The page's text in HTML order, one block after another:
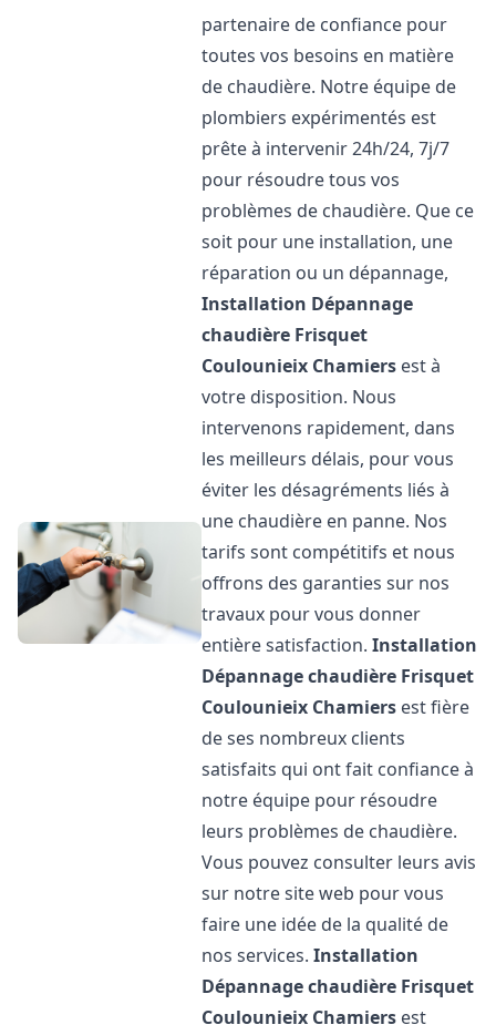
partenaire de confiance pour
toutes vos besoins en matière
de chaudière. Notre équipe de
plombiers expérimentés est
prête à intervenir 24h/24, 7j/7
pour résoudre tous vos
problèmes de chaudière. Que ce
soit pour une installation, une
réparation ou un dépannage,
Installation Dépannage
chaudière Frisquet
Coulounieix Chamiers est à
votre disposition. Nous
intervenons rapidement, dans
les meilleurs délais, pour vous
éviter les désagréments liés à
une chaudière en panne. Nos
tarifs sont compétitifs et nous
offrons des garanties sur nos
travaux pour vous donner
entière satisfaction.Installation
Dépannage chaudière Frisquet
Coulounieix Chamiers est fière
de ses nombreux clients
satisfaits qui ont fait confiance à
notre équipe pour résoudre
leurs problèmes de chaudière.
Vous pouvez consulter leurs avis
sur notre site web pour vous
faire une idée de la qualité de
nos services.Installation
Dépannage chaudière Frisquet
Coulounieix Chamiers est